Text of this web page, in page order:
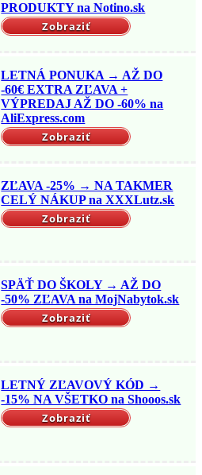
PRODUKTY na Notino.sk
Zobraziť
LETNÁ PONUKA → AŽ DO
-60€ EXTRA ZĽAVA +
VÝPREDAJ AŽ DO -60% na
AliExpress.com
Zobraziť
ZĽAVA -25% → NA TAKMER
CELÝ NÁKUP na XXXLutz.sk
Zobraziť
SPÄŤ DO ŠKOLY → AŽ DO
-50% ZĽAVA na MojNabytok.sk
Zobraziť
LETNÝ ZĽAVOVÝ KÓD →
-15% NA VŠETKO na Shooos.sk
Zobraziť